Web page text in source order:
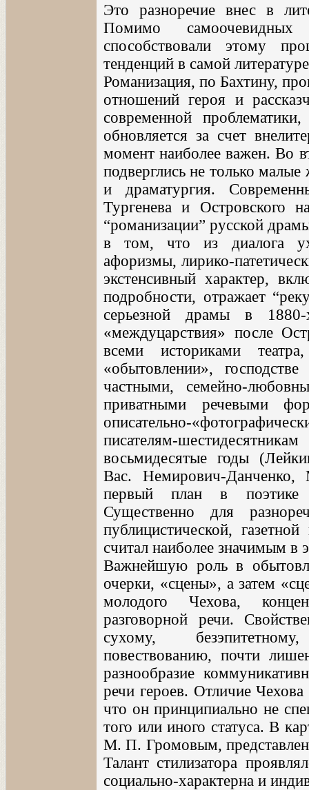
Это разноречие внес в
Помимо
способствовали этому
тенденций в самой
Романизация, по Бахтину,
отношений героя и
современной
обновляется за счет
момент наиболее важен. Во
подверглись не только
и драматургия.
Тургенева и Островского
“романизации” русской
в том, что из диалога
афоризмы, лирико-
экстенсивный характер,
подробности, отражает
серьезной драмы в
«междуцарствия» после
всеми историками
«обытовлении»,
частными, семейно-
приватными речевыми
описательно-
писателям-
восьмидесятые годы
Вас. Немирович-
первый план в поэтике
Существенно для
публицистической,
считал наиболее значимым в
Важнейшую роль в
очерки, «сцены», а затем
молодого Чехова,
разговорной речи.
сухому,
повествованию, почти
разнообразие
речи героев. Отличие
что он принципиально не
того или иного статуса. В
М. П. Громовым,
Талант стилизатора
социально-характерна и